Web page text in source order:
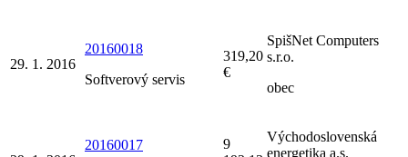
29. 1. 2016
20160018
Softverový servis
319,20
€
SpišNet Computers
s.r.o.
obec
20160017
9
Východoslovenská
energetika a.s.